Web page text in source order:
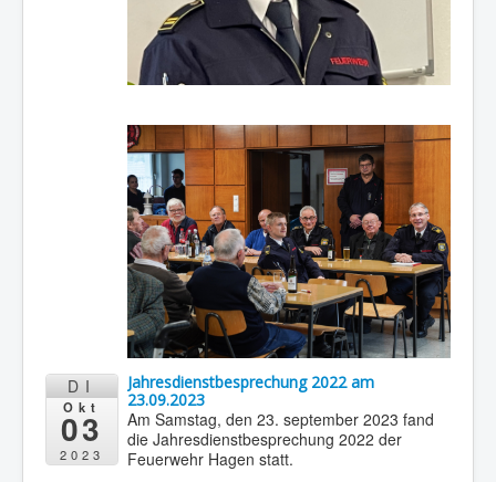
DI
Okt
03
2023
Jahresdienstbesprechung 2022 am
23.09.2023
Am Samstag, den 23. september 2023 fand
die Jahresdienstbesprechung 2022 der
Feuerwehr Hagen statt.